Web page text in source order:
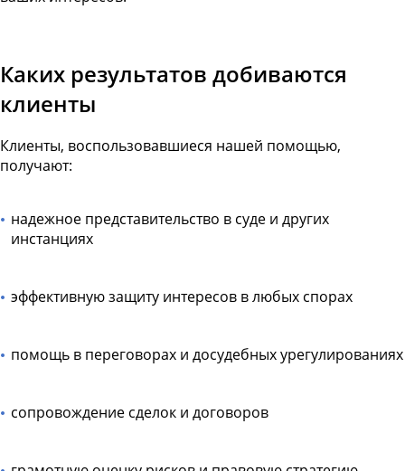
Каких результатов добиваются
клиенты
Клиенты, воспользовавшиеся нашей помощью,
получают:
надежное представительство в суде и других
инстанциях
эффективную защиту интересов в любых спорах
помощь в переговорах и досудебных урегулированиях
сопровождение сделок и договоров